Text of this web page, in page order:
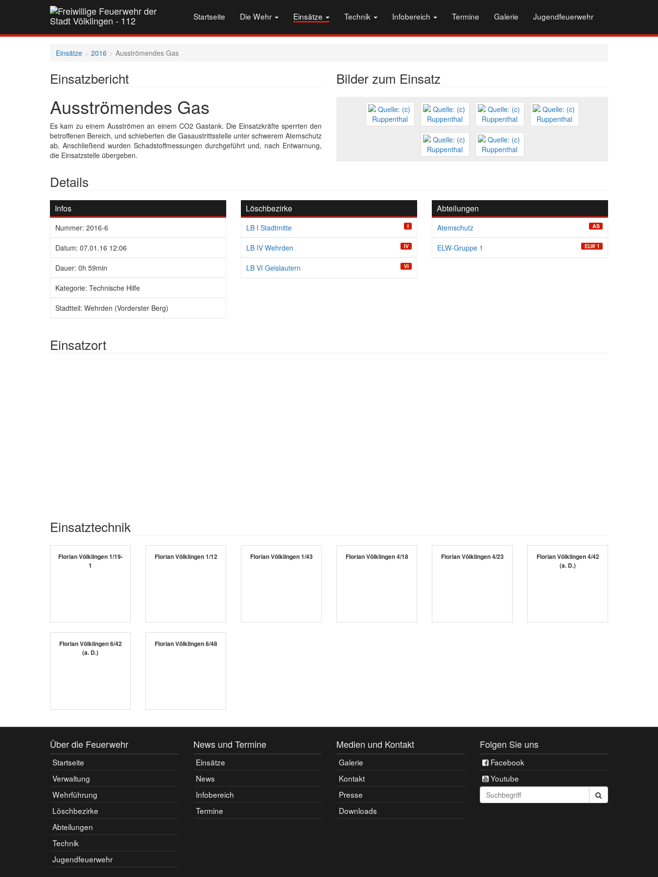
Startseite Die Wehr Einsätze Technik Infobereich Termine Galerie Jugendfeuerwehr
Einsätze 2016 Ausströmendes Gas
Einsatzbericht
Ausströmendes Gas
Es kam zu einem Ausströmen an einem CO2 Gastank. Die Einsatzkräfte sperrten den
betroffenen Bereich, und schieberten die Gasaustrittsstelle unter schwerem Atemschutz
ab. Anschließend wurden Schadstoffmessungen durchgeführt und, nach Entwarnung,
die Einsatzstelle übergeben.
Bilder zum Einsatz
Details
Infos
Nummer: 2016-6
Datum: 07.01.16 12:06
Dauer: 0h 59min
Kategorie: Technische Hilfe
Stadtteil: Wehrden (Vorderster Berg)
Löschbezirke
LB I Stadtmitte I
LB IV Wehrden IV
LB VI Geislautern VI
Abteilungen
Atemschutz AS
ELW-Gruppe 1 ELW 1
Einsatzort
Einsatztechnik
Florian Völklingen 1/19-
1
Florian Völklingen 1/12 Florian Völklingen 1/43 Florian Völklingen 4/18 Florian Völklingen 4/23
Florian Völklingen 4/42
(a. D.)
Florian Völklingen 6/42
(a. D.)
Florian Völklingen 6/48
Über die Feuerwehr
Startseite
Verwaltung
Wehrführung
Löschbezirke
Abteilungen
Technik
Jugendfeuerwehr
News und Termine
Einsätze
News
Infobereich
Termine
Medien und Kontakt
Galerie
Kontakt
Presse
Downloads
Folgen Sie uns
Facebook
Youtube
Seite
durchsuchen: